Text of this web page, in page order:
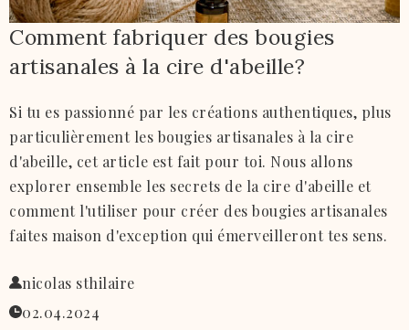
Comment fabriquer des bougies
artisanales à la cire d'abeille?
Si tu es passionné par les créations authentiques, plus
particulièrement les bougies artisanales à la cire
d'abeille, cet article est fait pour toi. Nous allons
explorer ensemble les secrets de la cire d'abeille et
comment l'utiliser pour créer des bougies artisanales
faites maison d'exception qui émerveilleront tes sens.
nicolas sthilaire
02.04.2024